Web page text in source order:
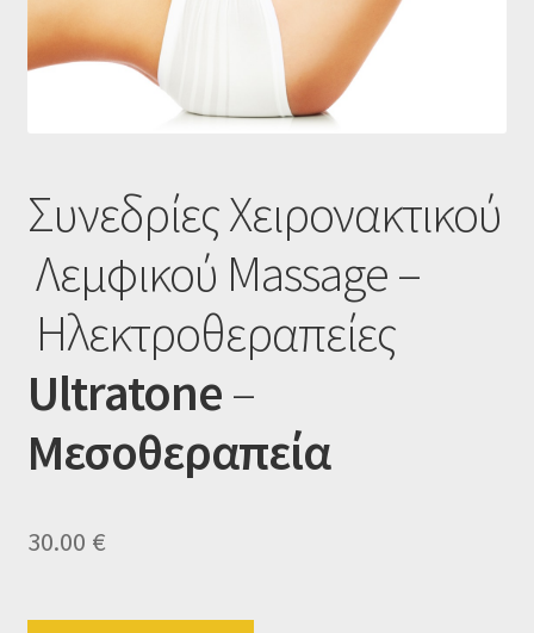
Καλάθι
Κατάστημα
Ταμείο
HOME
Συνεδρίες Χειρονακτικού
Λεμφικού Massage –
Ηλεκτροθεραπείες
Ultratone–
Μεσοθεραπεία
30.00 €